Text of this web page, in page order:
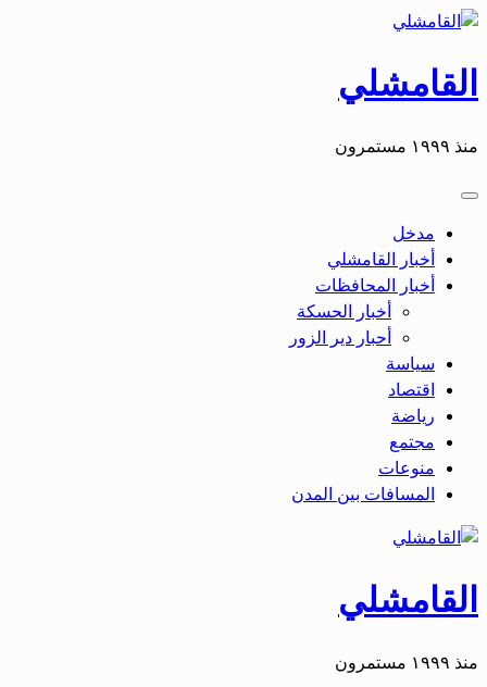
التخطي
المحتوى
القامشلي
منذ ١٩٩٩ مستمرون
مدخل
أخبار القامشلي
أخبار المحافظات
أخبار الحسكة
أحبار دير الزور
سياسة
اقتصاد
رياضة
مجتمع
منوعات
المسافات بين المدن
القامشلي
منذ ١٩٩٩ مستمرون